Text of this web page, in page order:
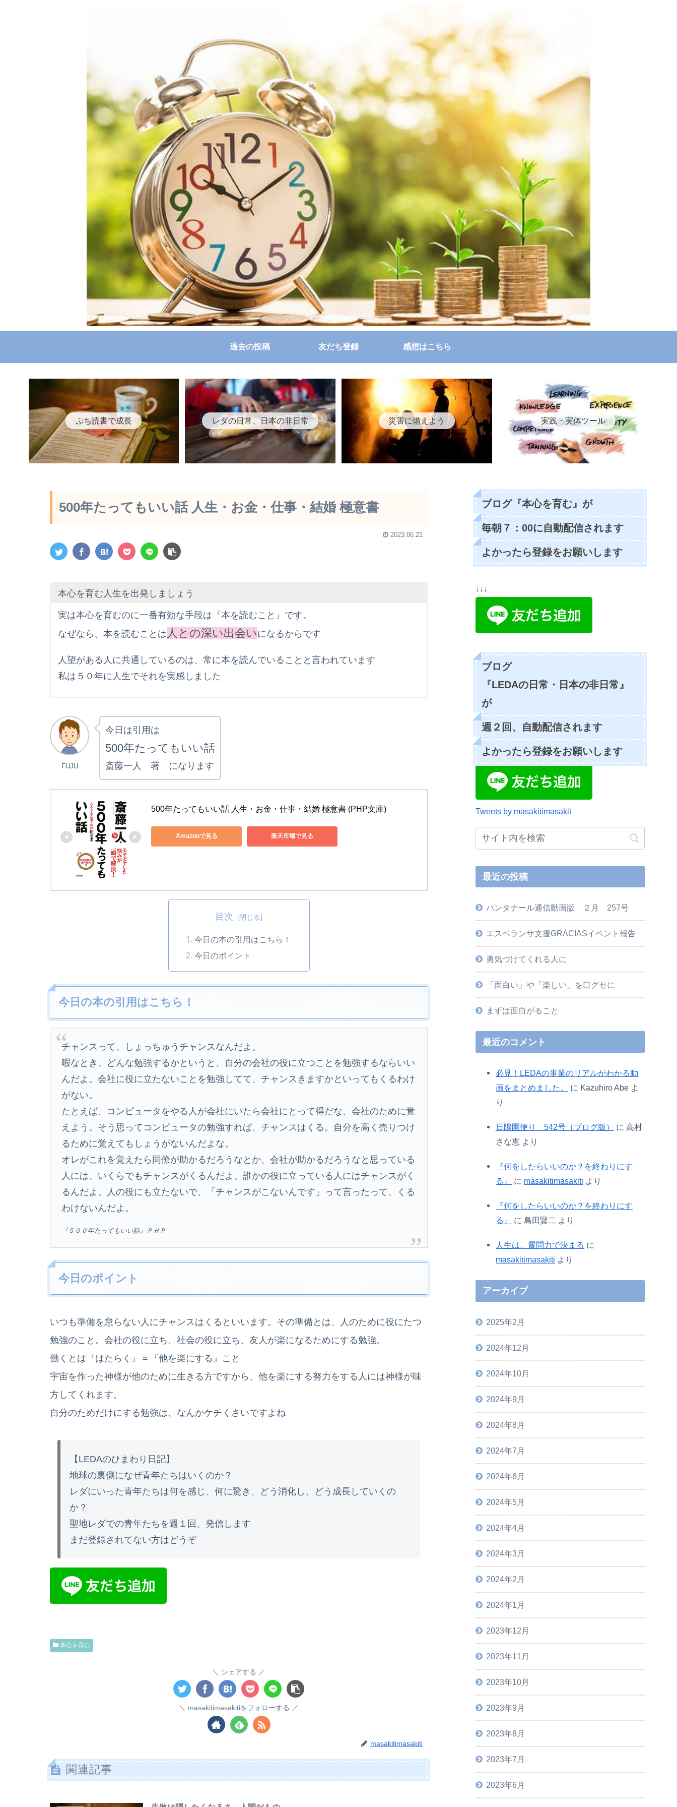
過去の投稿 友だち登録 感想はこちら
ぷち読書で成長 レダの日常、日本の非日常 災害に備えよう 実践・実体ツール
500年たってもいい話 人生・お金・仕事・結婚 極意書
2023.06.21
本心を育む人生を出発しましょう
実は本心を育むのに一番有効な手段は『本を読むこと』です。
なぜなら、本を読むことは 人との深い出会いになるからです
人望がある人に共通しているのは、常に本を読んでいることと言われています
私は５０年に人生でそれを実感しました
FUJU
今日は引用は
500年たってもいい話
斎藤一人 著 になります
500年たってもいい話 人生・お金・仕事・結婚 極意書 (PHP文庫)
Amazonで見る 楽天市場で見る
目次
今日の本の引用はこちら！
今日のポイント
今日の本の引用はこちら！
チャンスって、しょっちゅうチャンスなんだよ。
暇なとき、どんな勉強するかというと、自分の会社の役に立つことを勉強するならいい
んだよ。会社に役に立たないことを勉強してて、チャンスきますかといってもくるわけ
がない。
たとえば、コンピュータをやる人が会社にいたら会社にとって得だな、会社のために覚
えよう。そう思ってコンピュータの勉強すれば、チャンスはくる。自分を高く売りつけ
るために覚えてもしょうがないんだよな。
オレがこれを覚えたら同僚が助かるだろうなとか、会社が助かるだろうなと思っている
人には、いくらでもチャンスがくるんだよ。誰かの役に立っている人にはチャンスがく
るんだよ。人の役にも立たないで、「チャンスがこないんです」って言ったって、くる
わけないんだよ。
『５００年たってもいい話』ＰＨＰ
今日のポイント
いつも準備を怠らない人にチャンスはくるといいます。その準備とは、人のために役にたつ
勉強のこと。会社の役に立ち、社会の役に立ち、友人が楽になるためにする勉強。
働くとは『はたらく』＝『他を楽にする』こと
宇宙を作った神様が他のために生きる方ですから、他を楽にする努力をする人には神様が味
方してくれます。
自分のためだけにする勉強は、なんかケチくさいですよね
【LEDAのひまわり日記】
地球の裏側になぜ青年たちはいくのか？
レダにいった青年たちは何を感じ、何に驚き、どう消化し、どう成長していくの
か？
聖地レダでの青年たちを週１回、発信します
まだ登録されてない方はどうぞ
本心を育む
シェアする
masakitimasakitiをフォローする
masakitimasakiti
関連記事
ブログ『本心を育む』が
毎朝７：00に自動配信されます
よかったら登録をお願いします
↓↓↓
ブログ
『LEDAの日常・日本の非日常』
が
週２回、自動配信されます
よかったら登録をお願いします
Tweets by masakitimasakit
最近の投稿
パンタナール通信動画版 ２月 257号
エスペランサ支援GRACIASイベント報告
勇気づけてくれる人に
「面白い」や「楽しい」を口グセに
まずは面白がること
最近のコメント
必見！LEDAの事業のリアルがわかる動
画をまとめました。
に Kazuhiro Abe よ
り
日陽園便り 542号（ブログ版） に 高村
さな恵 より
『何をしたらいいのか？を終わりにす
る』
に masakitimasakiti より
『何をしたらいいのか？を終わりにす
る』
に 島田賢二 より
人生は、質問力で決まる に
masakitimasakiti より
アーカイブ
2025年2月
2024年12月
2024年10月
2024年9月
2024年8月
2024年7月
2024年6月
2024年5月
2024年4月
2024年3月
2024年2月
2024年1月
2023年12月
2023年11月
2023年10月
2023年9月
2023年8月
2023年7月
2023年6月